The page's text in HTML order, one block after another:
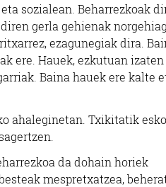
sozialean. Beharrezkoak
gerla gehienak
ezagunegiak dira.
ere. Hauek, ezkutuan
Baina hauek ere kalte
ahaleginetan. Txikitatik
da dohain horiek
mespretxatzea,